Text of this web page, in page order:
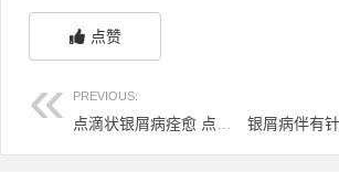
点赞
PREVIOUS: